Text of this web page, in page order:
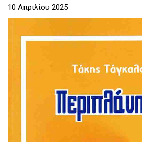
10 Απριλίου 2025